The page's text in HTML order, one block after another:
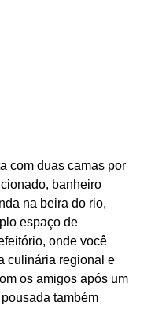
com duas camas por
banheiro
na beira do rio,
espaço de
onde você
culinária regional e
os amigos após um
também